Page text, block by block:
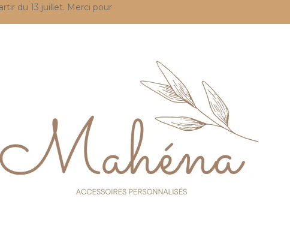
du 13 juillet. Merci pour